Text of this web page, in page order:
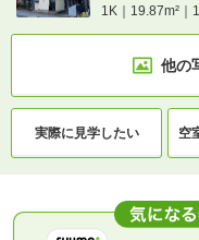
1K｜19.87m²｜
他の
実際に見学したい 空